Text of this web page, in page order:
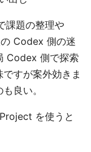
課題の整理や
Codex 側の迷
Codex 側で探索
すが案外効きま
良い。
を使うと